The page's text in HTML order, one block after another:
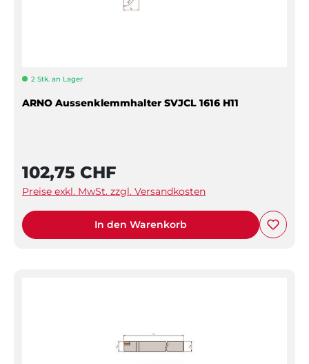
2 Stk. an Lager
ARNO Aussenklemmhalter SVJCL 1616 H11
102,75 CHF
Preise exkl. MwSt. zzgl. Versandkosten
In den Warenkorb